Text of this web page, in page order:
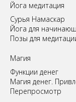
Йога медитация
Сурья Намаскар
Йога для
Позы для
Магия
Функции денег
Магия денег.
Перепросмотр